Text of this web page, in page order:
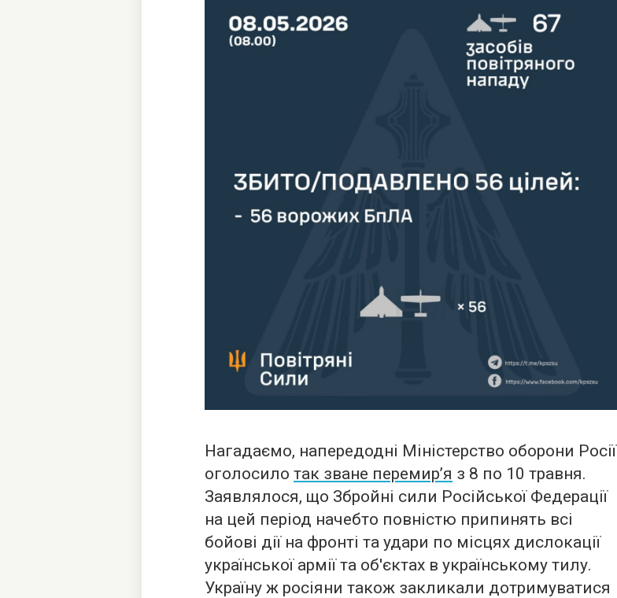
Нагадаємо, напередодні Міністерство оборони Росії
оголосило так зване перемир’я з 8 по 10 травня.
Заявлялося, що Збройні сили Російської Федерації
на цей період начебто повністю припинять всі
бойові дії на фронті та удари по місцях дислокації
української армії та об'єктах в українському тилу.
Україну ж росіяни також закликали дотримуватися